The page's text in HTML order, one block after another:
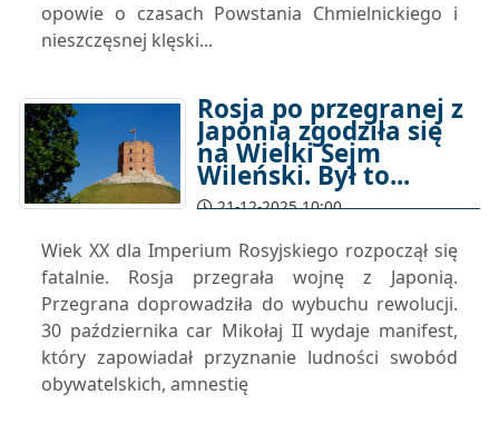
opowie o czasach Powstania Chmielnickiego i
nieszczęsnej klęski...
Rosja po przegranej z
Japonią zgodziła się
na Wielki Sejm
Wileński. Był to...
21-12-2025 10:00
Wiek XX dla Imperium Rosyjskiego rozpoczął się
fatalnie. Rosja przegrała wojnę z Japonią.
Przegrana doprowadziła do wybuchu rewolucji.
30 października car Mikołaj II wydaje manifest,
który zapowiadał przyznanie ludności swobód
obywatelskich, amnestię